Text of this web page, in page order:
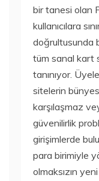
bir tanesi olan
kullanıcılara
doğrultusunda
tüm sanal kart
tanınıyor.
sitelerin
karşılaşmaz
güvenilirlik
girişimlerde
para birimiyle
olmaksızın